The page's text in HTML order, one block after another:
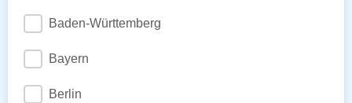
Baden-Württemberg
Bayern
Berlin